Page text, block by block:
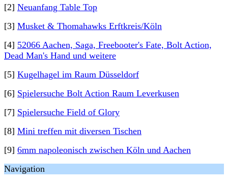
[2] Neuanfang Table Top
[3] Musket & Thomahawks Erftkreis/Köln
[4] 52066 Aachen, Saga, Freebooter's Fate, Bolt Action,
Dead Man's Hand und weitere
[5] Kugelhagel im Raum Düsseldorf
[6] Spielersuche Bolt Action Raum Leverkusen
[7] Spielersuche Field of Glory
[8] Mini treffen mit diversen Tischen
[9] 6mm napoleonisch zwischen Köln und Aachen
Navigation